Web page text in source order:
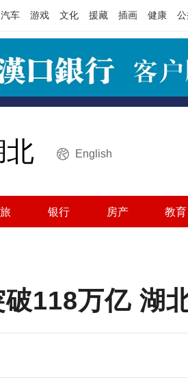
汽车 游戏 文化 援藏 插画 健康
北 English
银行 房产 教育
118万亿 湖